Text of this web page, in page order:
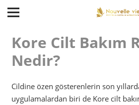
Kore Cilt Bakım
Nedir?
Cildine özen gösterenlerin son
uygulamalardan biri de Kore cilt